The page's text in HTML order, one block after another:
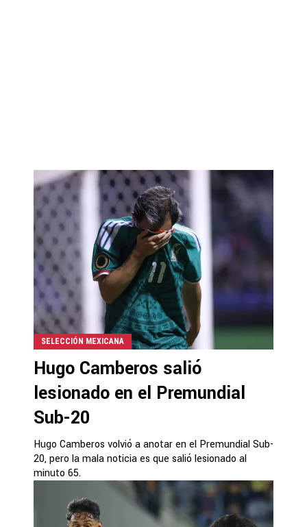
SELECCIÓN MEXICANA
Hugo Camberos salió
lesionado en el Premundial
Sub-20
Hugo Camberos volvió a anotar en el Premundial Sub-
20, pero la mala noticia es que salió lesionado al
minuto 65.